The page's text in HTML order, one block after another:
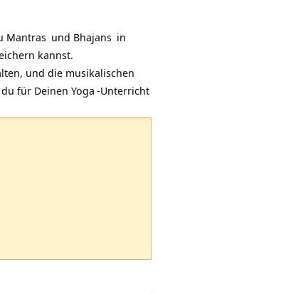
Mantras und Bhajans in
kannst.
und die musikalischen
für Deinen Yoga -Unterricht